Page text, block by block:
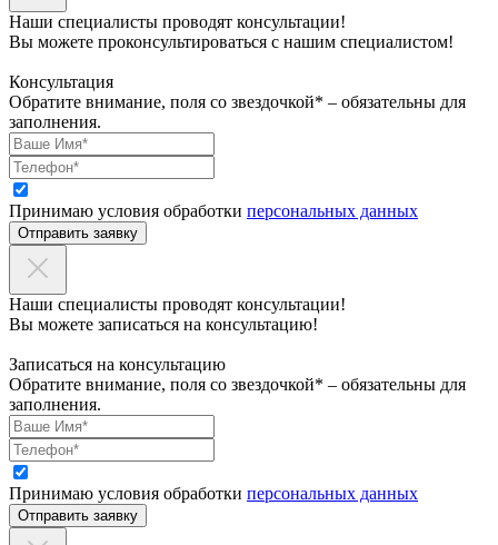
Наши специалисты проводят консультации!
Вы можете проконсультироваться с нашим специалистом!
Консультация
Обратите внимание, поля со звездочкой* – обязательны для
заполнения.
Принимаю условия обработки персональных данных
Отправить заявку
Наши специалисты проводят консультации!
Вы можете записаться на консультацию!
Записаться на консультацию
Обратите внимание, поля со звездочкой* – обязательны для
заполнения.
Принимаю условия обработки персональных данных
Отправить заявку